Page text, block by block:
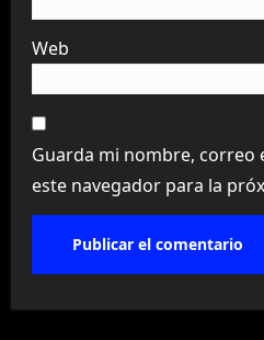
Web
Guarda mi nombre, correo
este navegador para la